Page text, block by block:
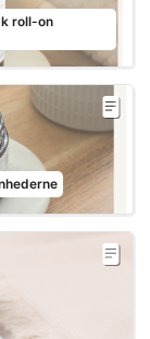
roll-on